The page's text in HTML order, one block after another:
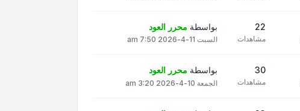
22
مشاهدات
بواسطة محرر العود
السبت 11-4-2026 7:50 am
30
مشاهدات
بواسطة محرر العود
الجمعة 10-4-2026 3:20 am